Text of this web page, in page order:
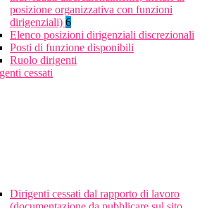
posizione organizzativa con funzioni
dirigenziali) 6
Elenco posizioni dirigenziali discrezionali
Posti di funzione disponibili
Ruolo dirigenti
cessati
Dirigenti cessati dal rapporto di lavoro